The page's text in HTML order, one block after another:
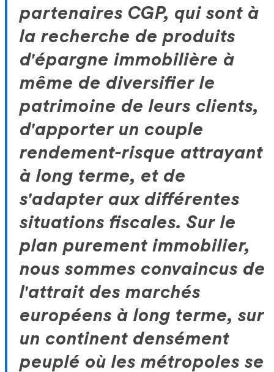
partenaires CGP, qui sont à
la recherche de produits
d'épargne immobilière à
même de diversifier le
patrimoine de leurs clients,
d'apporter un couple
rendement-risque attrayant
à long terme, et de
s'adapter aux différentes
situations fiscales. Sur le
plan purement immobilier,
nous sommes convaincus de
l'attrait des marchés
européens à long terme, sur
un continent densément
peuplé où les métropoles se